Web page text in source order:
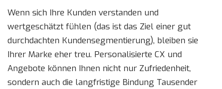
Wenn sich Ihre Kunden verstanden und
wertgeschätzt fühlen (das ist das Ziel einer gut
durchdachten Kundensegmentierung), bleiben sie
Ihrer Marke eher treu. Personalisierte CX und
Angebote können Ihnen nicht nur Zufriedenheit,
sondern auch die langfristige Bindung Tausender